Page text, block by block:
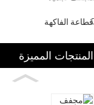
قطاعة الفاكهة
المنتجات المميزة